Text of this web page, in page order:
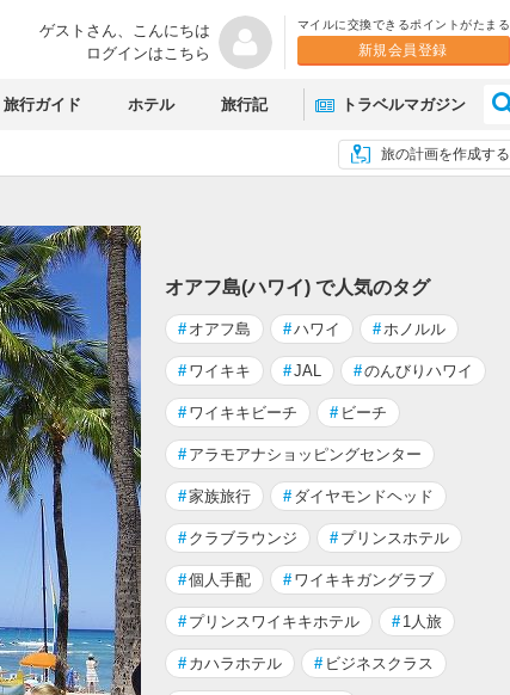
ゲストさん、 こんにちは
ログインはこちら
マイルに交換できるポイントがたまる
新規会員登録
旅行ガイド ホテル 旅行記 トラベルマガジン
旅の計画を作成する
オアフ島(ハワイ) で人気のタグ
# オアフ島 #ハワイ #ホノルル
# ワイキキ #JAL #のんびりハワイ
# ワイキキビーチ # ビーチ
# アラモアナショッピングセンター
#家族旅行 # ダイヤモンドヘッド
# クラブラウンジ # プリンスホテル
#個人手配 # ワイキキガングラブ
# プリンスワイキキホテル # 1人旅
# カハラホテル # ビジネスクラス